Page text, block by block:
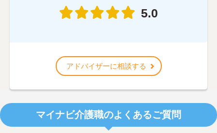
5.0
アドバイザーに相談する
マイナビ介護職のよくあるご質問